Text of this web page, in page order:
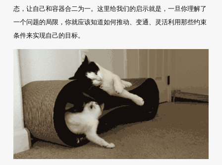
态，让自己和容器合二为一。这里给我们的启示就是，一旦你理解了
一个问题的局限，你就应该知道如何推动、变通、灵活利用那些约束
条件来实现自己的目标。